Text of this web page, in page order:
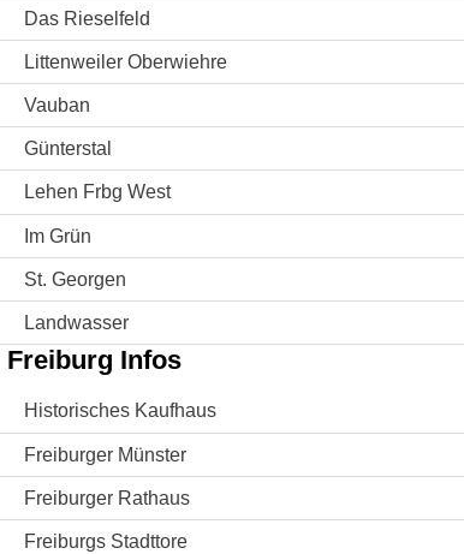
Das Rieselfeld
Littenweiler Oberwiehre
Vauban
Günterstal
Lehen Frbg West
Im Grün
St. Georgen
Landwasser
Freiburg Infos
Historisches Kaufhaus
Freiburger Münster
Freiburger Rathaus
Freiburgs Stadttore